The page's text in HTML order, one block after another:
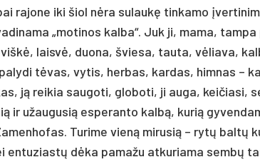
ra­jo­ne iki šiol nėra su­laukę tin­ka­mo
„mo­ti­nos kal­ba“. Juk ji, ma­ma,
laisvė, duo­na, švie­sa, tau­ta, vėlia­va,
tėvas, vy­tis, her­bas, kar­das, him­nas –
ją rei­kia sau­go­ti, glo­bo­ti, ji au­ga, kei­čia­si,
ir užau­gu­sią es­pe­ran­to kalbą, ku­rią
Tu­ri­me vieną mi­ru­sią – rytų baltų
en­tu­ziastų dėka pa­ma­žu at­ku­ria­ma sembų